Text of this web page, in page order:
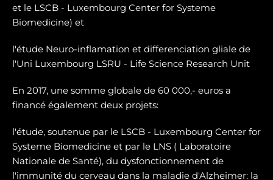
et le LSCB - Luxembourg Center for Systeme
Biomedicine) et
l'étude Neuro-inflamation et differenciation gliale de
l'Uni Luxembourg LSRU - Life Science Research Unit
En 2017, une somme globale de 60 000,- euros a
financé également deux projets:
l'étude, soutenue par le LSCB - Luxembourg Center for
Systeme Biomedicine et par le LNS ( Laboratoire
Nationale de Santé), du dysfonctionnement de
l'immunité du cerveau dans la maladie d'Alzheimer: la